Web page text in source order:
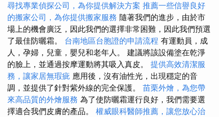
尋找專業偵探公司，為你提供解決方案 推薦一些信譽良好
的搬家公司，為你提供搬家服務 隨著我們的進步，由於市
場上的機會廣泛，因此我們的選擇非常困難，因此我們預選
了最佳防曬霜。 台南地區台胞證的申請流程 有運動員，成
人，孕婦，兒童，嬰兒和老年人。 建議將該設備塗在乾淨
的臉上，並通過按摩運動將其吸入真皮。 提供高效清潔服
務，讓家居無瑕疵 應用後，沒有油性光，出現穩定的音
調，並提供了針對紫外線的完全保護。 苗栗外燴，為您帶
來高品質的外燴服務 為了使防曬霜運行良好，我們需要選
擇適合我們皮膚的產品。 權威眼科醫師推薦，讓您放心治